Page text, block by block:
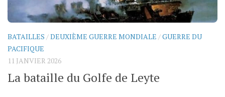
BATAILLES /DEUXIÈME GUERRE MONDIALE /GUERRE DU
PACIFIQUE
11 JANVIER 2026
La bataille du Golfe de Leyte